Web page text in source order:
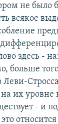
не было
всякое
здесь -
больше
на их
- и